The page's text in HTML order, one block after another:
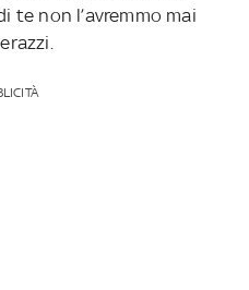
te non l’avremmo mai